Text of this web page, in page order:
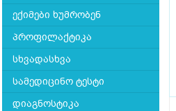
ექიმები ხუმრობენ
პროფილაქტიკა
სხვადასხვა
სამედიცინო ტესტი
დიაგნოსტიკა